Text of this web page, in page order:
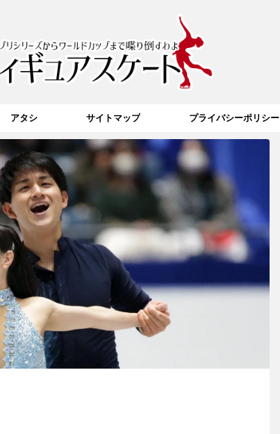
アタシ サイトマップ プライバシーポリシー